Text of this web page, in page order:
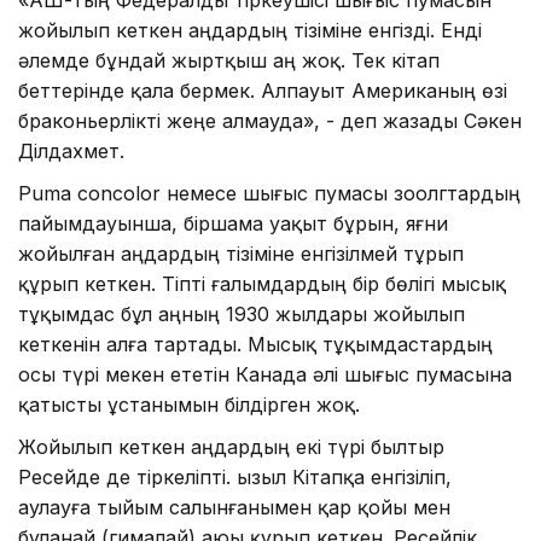
жойылып кеткен аңдардың тізіміне енгізді. Енді
әлемде бұндай жыртқыш аң жоқ. Тек кітап
беттерінде қала бермек. Алпауыт Американың өзі
браконьерлікті жеңе алмауда», - деп жазады Сәкен
Ділдахмет.
Puma concolor немесе шығыс пумасы зоолгтардың
пайымдауынша, біршама уақыт бұрын, яғни
жойылған аңдардың тізіміне енгізілмей тұрып
құрып кеткен. Тіпті ғалымдардың бір бөлігі мысық
тұқымдас бұл аңның 1930 жылдары жойылып
кеткенін алға тартады. Мысық тұқымдастардың
осы түрі мекен ететін Канада әлі шығыс пумасына
қатысты ұстанымын білдірген жоқ.
Жойылып кеткен аңдардың екі түрі былтыр
Ресейде де тіркеліпті. Қызыл Кітапқа енгізіліп,
аулауға тыйым салынғанымен қар қойы мен